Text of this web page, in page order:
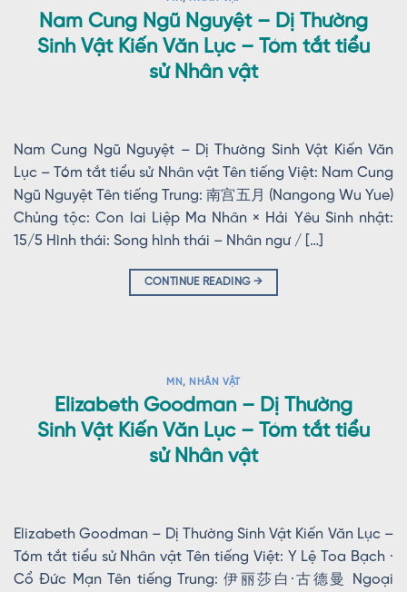
Nam Cung Ngũ Nguyệt – Dị Thường
Sinh Vật Kiến Văn Lục – Tóm tắt tiểu
sử Nhân vật
Nam Cung Ngũ Nguyệt – Dị Thường Sinh Vật Kiến Văn
Lục – Tóm tắt tiểu sử Nhân vật Tên tiếng Việt: Nam Cung
Ngũ Nguyệt Tên tiếng Trung: 南宫五月 (Nangong Wu Yue)
Chủng tộc: Con lai Liệp Ma Nhân × Hải Yêu Sinh nhật:
15/5 Hình thái: Song hình thái – Nhân ngư / […]
CONTINUE READING →
MN , NHÂN VẬT
Elizabeth Goodman – Dị Thường
Sinh Vật Kiến Văn Lục – Tóm tắt tiểu
sử Nhân vật
Elizabeth Goodman – Dị Thường Sinh Vật Kiến Văn Lục –
Tóm tắt tiểu sử Nhân vật Tên tiếng Việt: Y Lệ Toa Bạch ·
Cổ Đức Mạn Tên tiếng Trung: 伊丽莎白·古德曼 Ngoại